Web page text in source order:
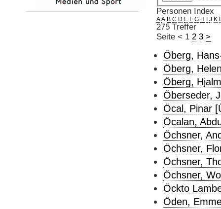
Personen Index
A Ä B C D E F G H J K
275 Treffer
Seite < 1 2 3 >
Öberg,
Öberg,
Öberg,
Öberseder,
Öcal, Pinar
Öcalan,
Öchsner,
Öchsner,
Öchsner,
Öchsner,
Öckto
Öden,